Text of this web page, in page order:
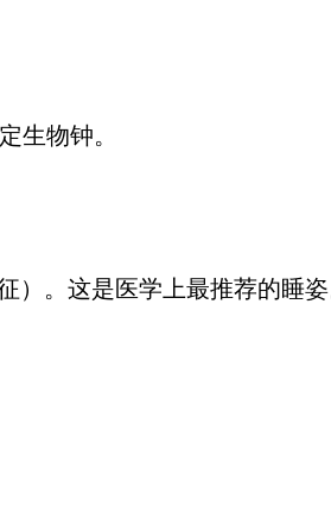
生物钟。
。这是医学上最推荐的睡姿